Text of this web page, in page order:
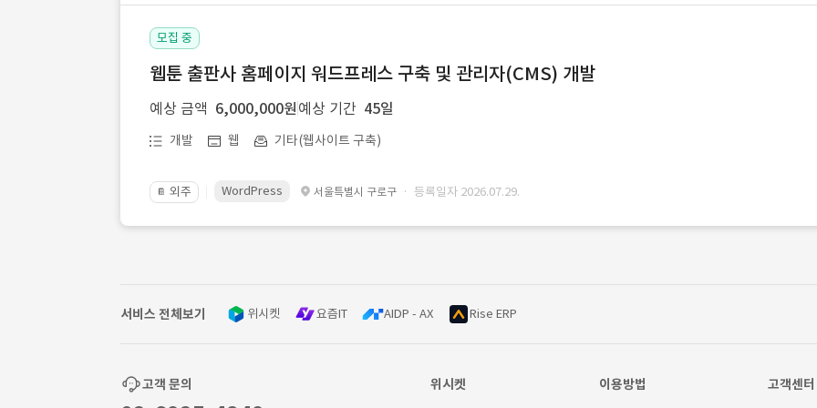
모집 중
웹툰 출판사 홈페이지 워드프레스 구축 및 관리자(CMS) 개발
예상 금액 6,000,000원 예상 기간 45일
개발 웹 기타(웹사이트 구축)
📔 외주 WordPress 서울특별시 구로구 · 등록일자 2026.07.29.
서비스 전체보기 위시켓 요즘IT AIDP - AX Rise ERP
고객 문의 위시켓 이용방법 고객센터